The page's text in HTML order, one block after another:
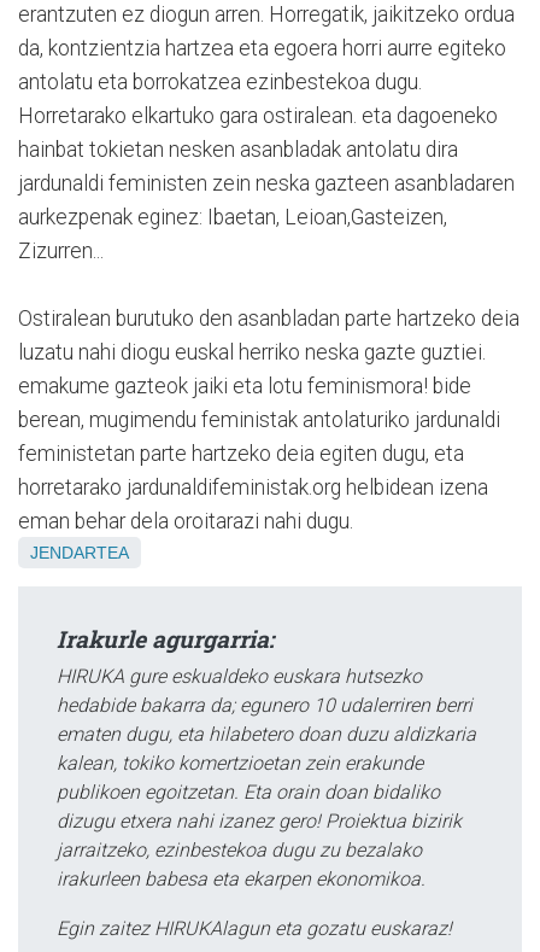
erantzuten ez diogun arren. Horregatik, jaikitzeko ordua
da, kontzientzia hartzea eta egoera horri aurre egiteko
antolatu eta borrokatzea ezinbestekoa dugu.
Horretarako elkartuko gara ostiralean. eta dagoeneko
hainbat tokietan nesken asanbladak antolatu dira
jardunaldi feministen zein neska gazteen asanbladaren
aurkezpenak eginez: Ibaetan, Leioan,Gasteizen,
Zizurren...
Ostiralean burutuko den asanbladan parte hartzeko deia
luzatu nahi diogu euskal herriko neska gazte guztiei.
emakume gazteok jaiki eta lotu feminismora! bide
berean, mugimendu feministak antolaturiko jardunaldi
feministetan parte hartzeko deia egiten dugu, eta
horretarako jardunaldifeministak.org helbidean izena
eman behar dela oroitarazi nahi dugu.
JENDARTEA
Irakurle agurgarria:
HIRUKA gure eskualdeko euskara hutsezko
hedabide bakarra da; egunero 10 udalerriren berri
ematen dugu, eta hilabetero doan duzu aldizkaria
kalean, tokiko komertzioetan zein erakunde
publikoen egoitzetan. Eta orain doan bidaliko
dizugu etxera nahi izanez gero! Proiektua bizirik
jarraitzeko, ezinbestekoa dugu zu bezalako
irakurleen babesa eta ekarpen ekonomikoa.
Egin zaitez HIRUKAlagun eta gozatu euskaraz!